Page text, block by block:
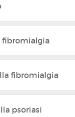
fibromialgia
fibromialgia
psoriasi